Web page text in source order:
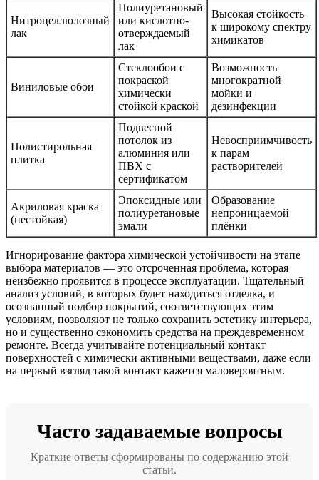
Нитроцеллюлозный
лак
Полиуретановый
или кислотно-
отверждаемый
лак
Высокая стойкость
к широкому спектру
химикатов
Виниловые обои
Стеклообои с
покраской
химически
стойкой краской
Возможность
многократной
мойки и
дезинфекции
Полистирольная
плитка
Подвесной
потолок из
алюминия или
ПВХ с
сертификатом
Невосприимчивость
к парам
растворителей
Акриловая краска
(нестойкая)
Эпоксидные или
полиуретановые
эмали
Образование
непроницаемой
плёнки
Игнорирование фактора химической устойчивости на этапе
выбора материалов — это отсроченная проблема, которая
неизбежно проявится в процессе эксплуатации. Тщательный
анализ условий, в которых будет находиться отделка, и
осознанный подбор покрытий, соответствующих этим
условиям, позволяют не только сохранить эстетику интерьера,
но и существенно сэкономить средства на преждевременном
ремонте. Всегда учитывайте потенциальный контакт
поверхностей с химически активными веществами, даже если
на первый взгляд такой контакт кажется маловероятным.
Часто задаваемые вопросы
Краткие ответы сформированы по содержанию этой
статьи.